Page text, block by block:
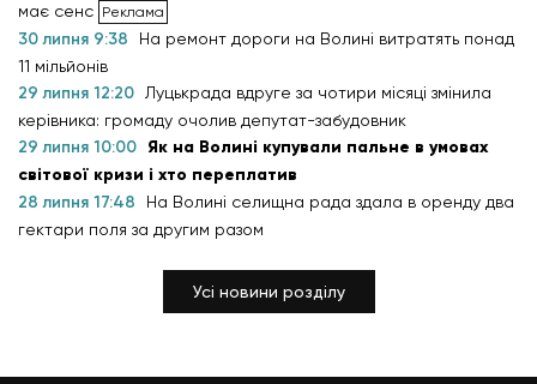
має сенс
30 липня 9:38
На ремонт дороги на Волині витратять понад
11 мільйонів
29 липня 12:20
Луцькрада вдруге за чотири місяці змінила
керівника: громаду очолив депутат-забудовник
29 липня 10:00 Як на Волині купували пальне в умовах
світової кризи і хто переплатив
28 липня 17:48
На Волині селищна рада здала в оренду два
гектари поля за другим разом
Усі новини розділу